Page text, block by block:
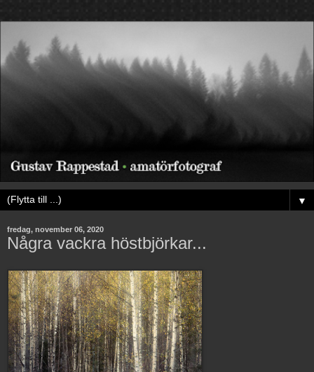
▼
fredag, november 06, 2020
Några vackra höstbjörkar...